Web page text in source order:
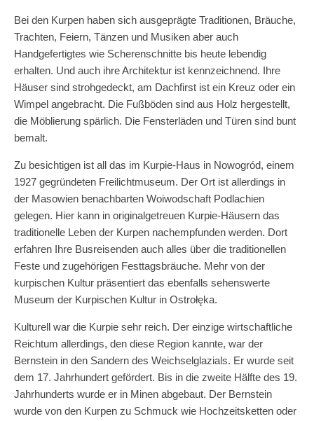
Bei den Kurpen haben sich ausgeprägte Traditionen, Bräuche,
Trachten, Feiern, Tänzen und Musiken aber auch
Handgefertigtes wie Scherenschnitte bis heute lebendig
erhalten. Und auch ihre Architektur ist kennzeichnend. Ihre
Häuser sind strohgedeckt, am Dachfirst ist ein Kreuz oder ein
Wimpel angebracht. Die Fußböden sind aus Holz hergestellt,
die Möblierung spärlich. Die Fensterläden und Türen sind bunt
bemalt.
Zu besichtigen ist all das im Kurpie-Haus in Nowogród, einem
1927 gegründeten Freilichtmuseum. Der Ort ist allerdings in
der Masowien benachbarten Woiwodschaft Podlachien
gelegen. Hier kann in originalgetreuen Kurpie-Häusern das
traditionelle Leben der Kurpen nachempfunden werden. Dort
erfahren Ihre Busreisenden auch alles über die traditionellen
Feste und zugehörigen Festtagsbräuche. Mehr von der
kurpischen Kultur präsentiert das ebenfalls sehenswerte
Museum der Kurpischen Kultur in Ostrołęka.
Kulturell war die Kurpie sehr reich. Der einzige wirtschaftliche
Reichtum allerdings, den diese Region kannte, war der
Bernstein in den Sandern des Weichselglazials. Er wurde seit
dem 17. Jahrhundert gefördert. Bis in die zweite Hälfte des 19.
Jahrhunderts wurde er in Minen abgebaut. Der Bernstein
wurde von den Kurpen zu Schmuck wie Hochzeitsketten oder